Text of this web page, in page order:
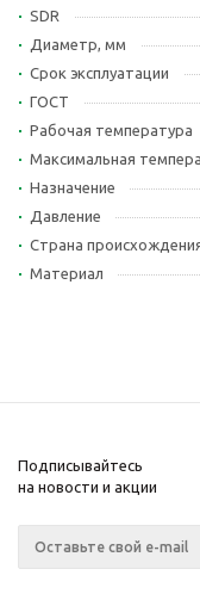
SDR
Диаметр, мм
Срок эксплуатации
ГОСТ
Рабочая температура
Максимальная
Назначение
Давление
Страна
Материал
Подписывайтесь
на новости и акции